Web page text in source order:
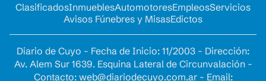
ClasificadosInmueblesAutomotoresEmpleosServicios
Avisos Fúnebres y MisasEdictos
Diario de Cuyo - Fecha de Inicio: 11/2003 - Dirección:
Av. Alem Sur 1639. Esquina Lateral de Circunvalación -
Contacto: web@diariodecuyo.com.ar- Email: